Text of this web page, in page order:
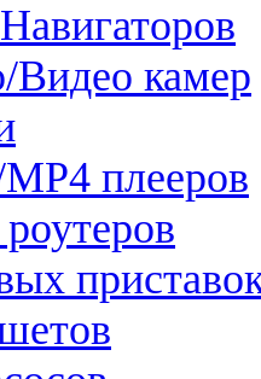
камер
плееров